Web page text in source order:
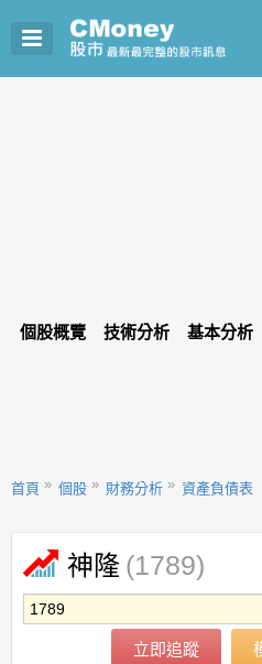
個股概覽 技術分析 基本分析
首頁 個股 財務分析 資產負債表
神隆 (1789)
立即追蹤